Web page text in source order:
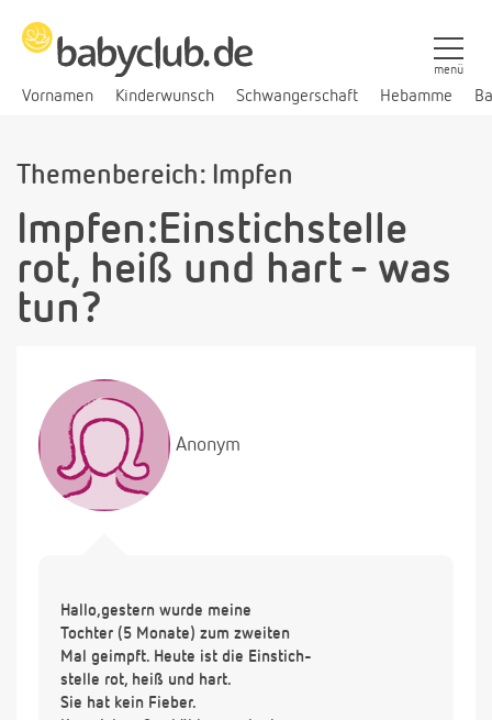
Vornamen Kinderwunsch Schwangerschaft Hebamme
menü
Themenbereich: Impfen
Impfen:Einstichstelle
rot, heiß und hart - was
tun?
Anonym
Hallo,gestern wurde meine
Tochter (5 Monate) zum zweiten
Mal geimpft. Heute ist die Einstich-
stelle rot, heiß und hart.
Sie hat kein Fieber.